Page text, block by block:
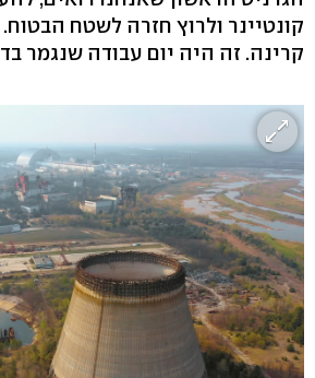
קונטיינר ולרוץ חזרה לשטח
קרינה. זה היה יום עבודה שנגמר